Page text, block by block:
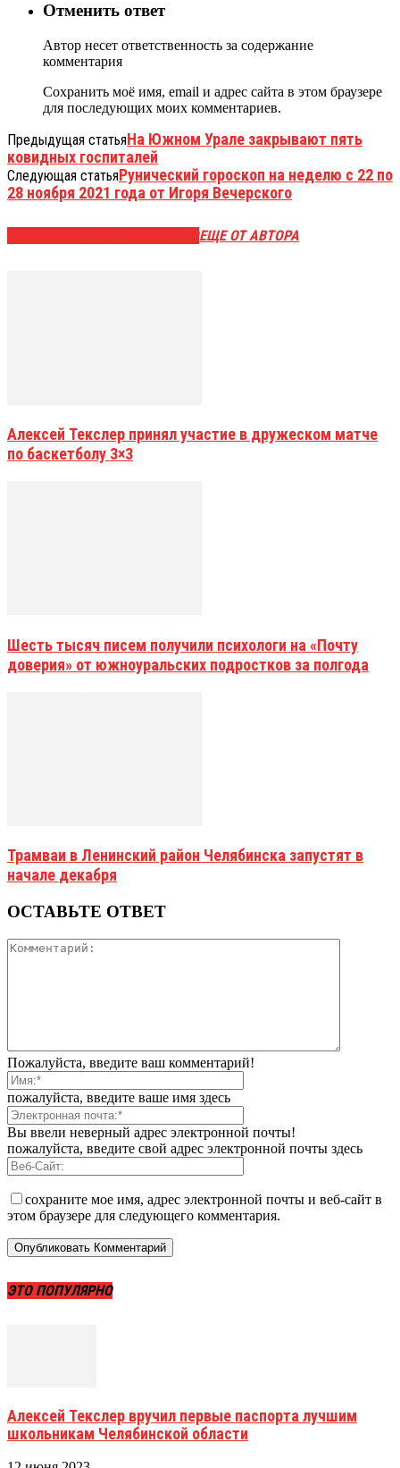
Отменить ответ
Автор несет ответственность за содержание
комментария
Сохранить моё имя, email и адрес сайта в этом браузере
для последующих моих комментариев.
Предыдущая статьяНа Южном Урале закрывают пять
ковидных госпиталей
Следующая статьяРунический гороскоп на неделю с 22 по
28 ноября 2021 года от Игоря Вечерского
ЕЩЕ ОТ АВТОРА
Алексей Текслер принял участие в дружеском матче
по баскетболу 3×3
Шесть тысяч писем получили психологи на «Почту
доверия» от южноуральских подростков за полгода
Трамваи в Ленинский район Челябинска запустят в
начале декабря
ОСТАВЬТЕ ОТВЕТ
Пожалуйста, введите ваш комментарий!
пожалуйста, введите ваше имя здесь
Вы ввели неверный адрес электронной почты!
пожалуйста, введите свой адрес электронной почты здесь
сохраните мое имя, адрес электронной почты и веб-сайт в
этом браузере для следующего комментария.
ЭТО ПОПУЛЯРНО
Алексей Текслер вручил первые паспорта лучшим
школьникам Челябинской области